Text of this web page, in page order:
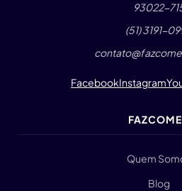
93022-
(51) 3191-
FacebookInstagram
Quem
Blog